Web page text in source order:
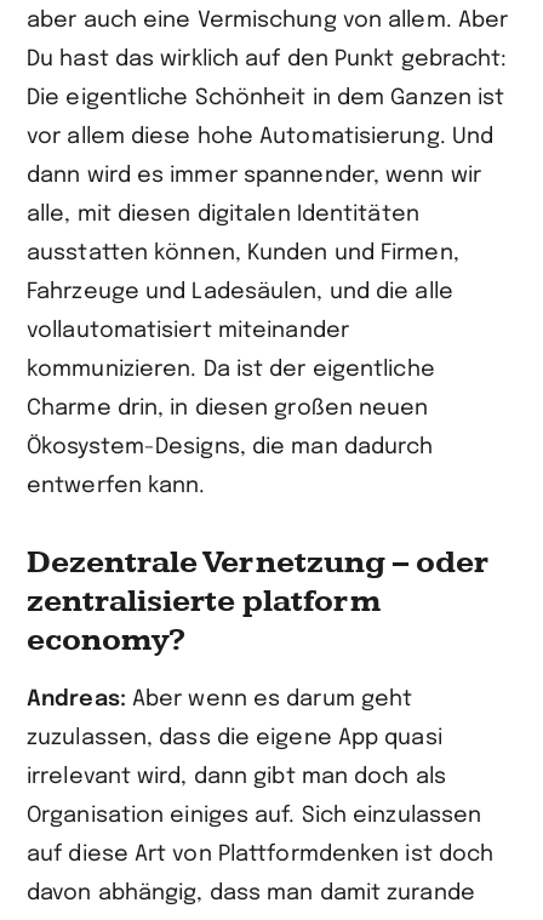
aber auch eine Vermischung von allem. Aber
Du hast das wirklich auf den Punkt gebracht:
Die eigentliche Schönheit in dem Ganzen ist
vor allem diese hohe Automatisierung. Und
dann wird es immer spannender, wenn wir
alle, mit diesen digitalen Identitäten
ausstatten können, Kunden und Firmen,
Fahrzeuge und Ladesäulen, und die alle
vollautomatisiert miteinander
kommunizieren. Da ist der eigentliche
Charme drin, in diesen großen neuen
Ökosystem-Designs, die man dadurch
entwerfen kann.
Dezentrale Vernetzung – oder
zentralisierte platform
economy?
Andreas: Aber wenn es darum geht
zuzulassen, dass die eigene App quasi
irrelevant wird, dann gibt man doch als
Organisation einiges auf. Sich einzulassen
auf diese Art von Plattformdenken ist doch
davon abhängig, dass man damit zurande